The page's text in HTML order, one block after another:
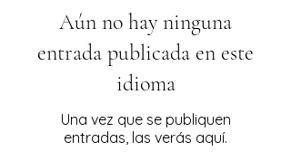
Aún no hay ninguna
entrada publicada en este
idioma
Una vez que se publiquen
entradas, las verás aquí.